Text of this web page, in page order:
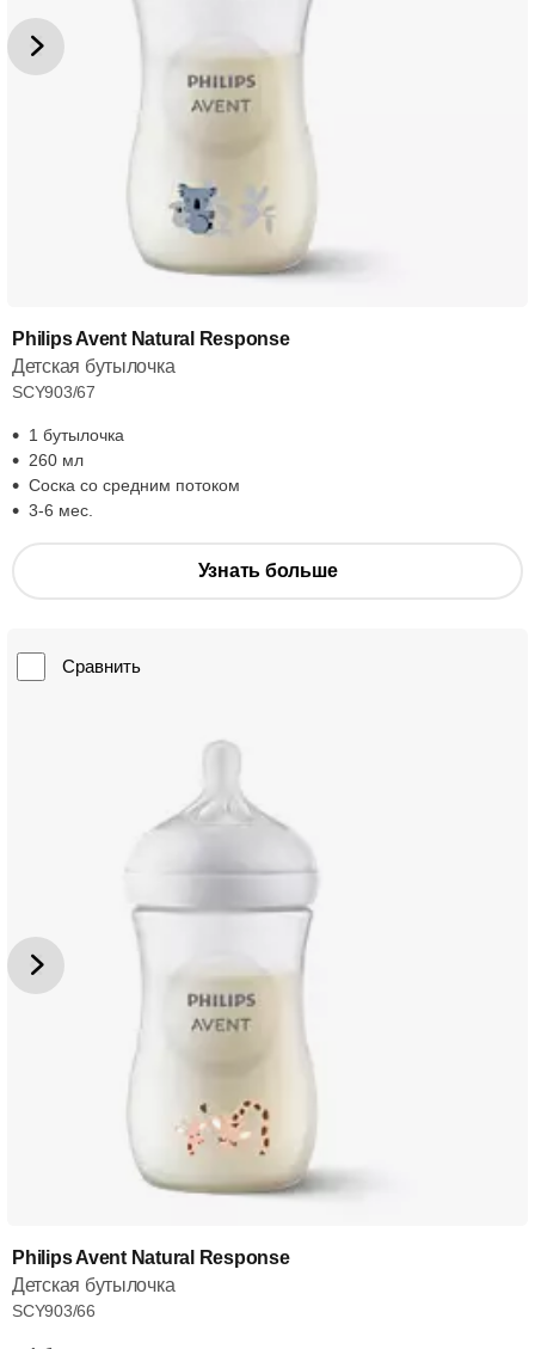
Philips Avent Natural Response
Детская бутылочка
SCY903/67
1 бутылочка
260 мл
Соска со средним потоком
3-6 мес.
Узнать больше
Сравнить
Philips Avent Natural Response
Детская бутылочка
SCY903/66